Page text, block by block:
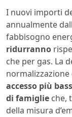
I nuovi importi
annualmente
fabbisogno
ridurranno
che per gas. La
accesso più
di famiglie che,
della misura